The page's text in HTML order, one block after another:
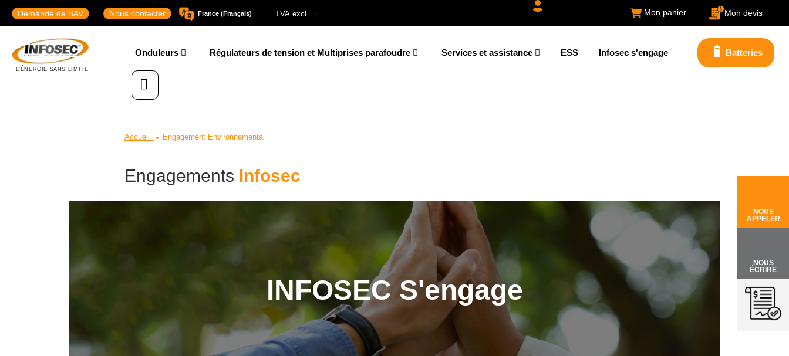
Mon panier Mon devis
Demande de SAV Nous contacter France (Français)
NOUS
APPELER
NOUS
ÉCRIRE
Onduleurs Régulateurs de tension et Multiprises parafoudre Services et assistance ESS Infosec s'engage Batteries
Accueil Engagement Environnemental
Engagements Infosec
INFOSEC S'engage